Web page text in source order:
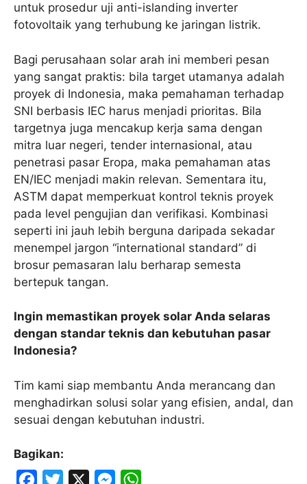
untuk prosedur uji anti-islanding inverter
fotovoltaik yang terhubung ke jaringan listrik.
Bagi perusahaan solar arah ini memberi pesan
yang sangat praktis: bila target utamanya adalah
proyek di Indonesia, maka pemahaman terhadap
SNI berbasis IEC harus menjadi prioritas. Bila
targetnya juga mencakup kerja sama dengan
mitra luar negeri, tender internasional, atau
penetrasi pasar Eropa, maka pemahaman atas
EN/IEC menjadi makin relevan. Sementara itu,
ASTM dapat memperkuat kontrol teknis proyek
pada level pengujian dan verifikasi. Kombinasi
seperti ini jauh lebih berguna daripada sekadar
menempel jargon “international standard” di
brosur pemasaran lalu berharap semesta
bertepuk tangan.
Ingin memastikan proyek solar Anda selaras
dengan standar teknis dan kebutuhan pasar
Indonesia?
Tim kami siap membantu Anda merancang dan
menghadirkan solusi solar yang efisien, andal, dan
sesuai dengan kebutuhan industri.
Bagikan:
M